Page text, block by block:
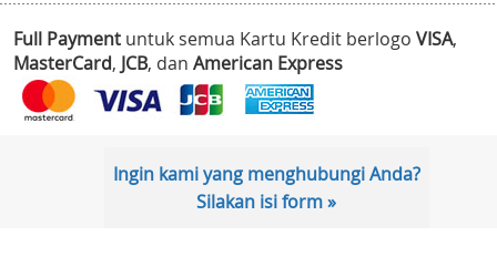
Full Payment untuk semua Kartu Kredit berlogo VISA,
MasterCard, JCB, dan American Express
Ingin kami yang menghubungi Anda?
Silakan isi form »